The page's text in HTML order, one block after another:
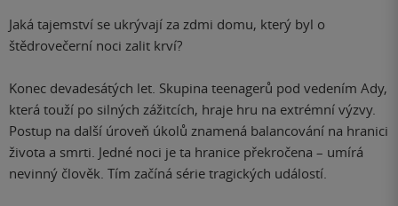
Jaká tajemství se ukrývají za zdmi domu, který byl o
štědrovečerní noci zalit krví?
Konec devadesátých let. Skupina teenagerů pod vedením Ady,
která touží po silných zážitcích, hraje hru na extrémní výzvy.
Postup na další úroveň úkolů znamená balancování na hranici
života a smrti. Jedné noci je ta hranice překročena – umírá
nevinný člověk. Tím začíná série tragických událostí.